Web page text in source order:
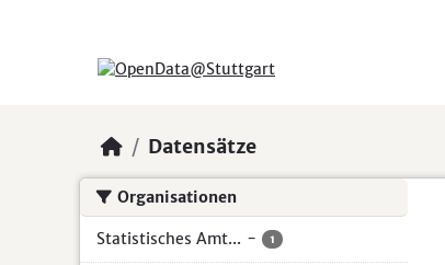
Datensätze
Organisationen
Statistisches Amt... - 1